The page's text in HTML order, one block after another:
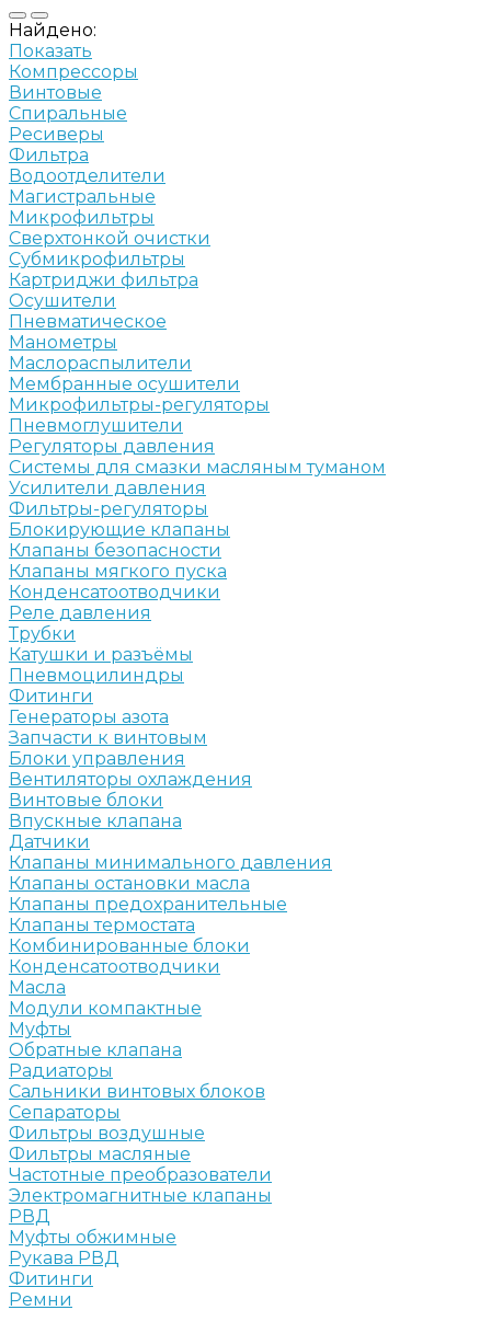
Найдено:
Показать
Компрессоры
Винтовые
Спиральные
Ресиверы
Фильтра
Водоотделители
Магистральные
Микрофильтры
Сверхтонкой очистки
Субмикрофильтры
Картриджи фильтра
Осушители
Пневматическое
Манометры
Маслораспылители
Мембранные осушители
Микрофильтры-регуляторы
Пневмоглушители
Регуляторы давления
Системы для смазки масляным туманом
Усилители давления
Фильтры-регуляторы
Блокирующие клапаны
Клапаны безопасности
Клапаны мягкого пуска
Конденсатоотводчики
Реле давления
Трубки
Катушки и разъёмы
Пневмоцилиндры
Фитинги
Генераторы азота
Запчасти к винтовым
Блоки управления
Вентиляторы охлаждения
Винтовые блоки
Впускные клапана
Датчики
Клапаны минимального давления
Клапаны остановки масла
Клапаны предохранительные
Клапаны термостата
Комбинированные блоки
Конденсатоотводчики
Масла
Модули компактные
Муфты
Обратные клапана
Радиаторы
Сальники винтовых блоков
Сепараторы
Фильтры воздушные
Фильтры масляные
Частотные преобразователи
Электромагнитные клапаны
РВД
Муфты обжимные
Рукава РВД
Фитинги
Ремни